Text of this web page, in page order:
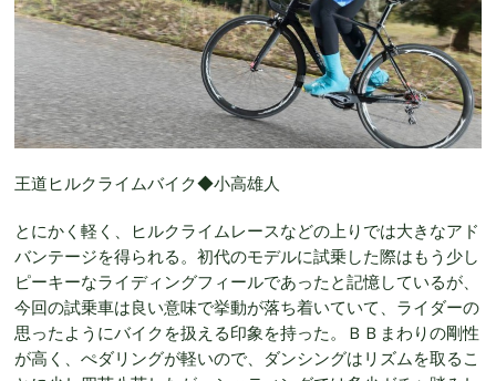
王道ヒルクライムバイク◆小高雄人
とにかく軽く、ヒルクライムレースなどの上りでは大きなアド
バンテージを得られる。初代のモデルに試乗した際はもう少し
ピーキーなライディングフィールであったと記憶しているが、
今回の試乗車は良い意味で挙動が落ち着いていて、ライダーの
思ったようにバイクを扱える印象を持った。ＢＢまわりの剛性
が高く、ぺダリングが軽いので、ダンシングはリズムを取るこ